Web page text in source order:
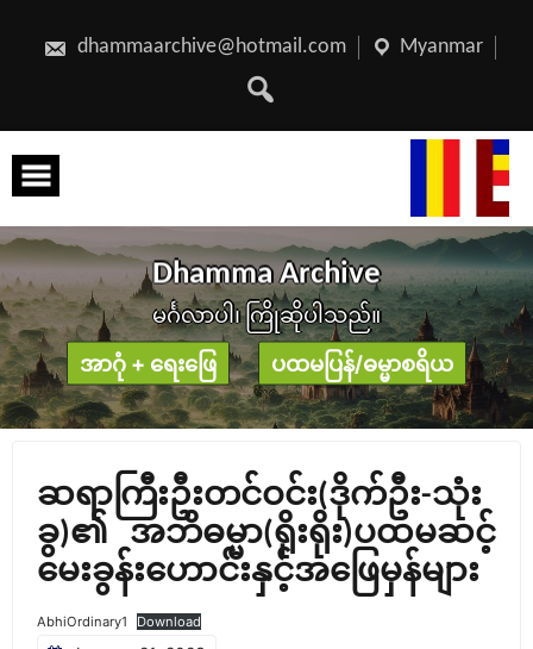
content
dhammaarchive@hotmail.com Myanmar
Dhamma Archive
မင်္ဂလာပါ၊ ကြိုဆိုပါသည်။
အာဂုံ + ရေးဖြေ ပထမပြန်/ဓမ္မာစရိယ
ဆရာကြီးဦးတင်ဝင်း(ဒိုက်ဦး-သုံး
ခွ)၏ အဘိဓမ္မာ(ရိုးရိုး)ပထမဆင့်
မေးခွန်းဟောင်းနှင့်အဖြေမှန်များ
AbhiOrdinary1 Download